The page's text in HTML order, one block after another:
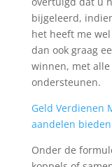
bijgeleerd,
het heeft me
dan ook graag
winnen, met
ondersteunen.
Geld Verdienen
aandelen
Onder de